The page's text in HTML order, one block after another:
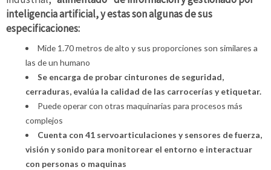
inteligencia artificial, y estas son algunas de sus
especificaciones:
Mide 1.70 metros de alto y sus proporciones son similares a
las de un humano
Se encarga de probar cinturones de seguridad,
cerraduras, evalúa la calidad de las carrocerías y etiquetar.
Puede operar con otras maquinarias para procesos más
complejos
Cuenta con 41 servoarticulaciones y sensores de fuerza,
visión y sonido para monitorear el entorno e interactuar
con personas o maquinas